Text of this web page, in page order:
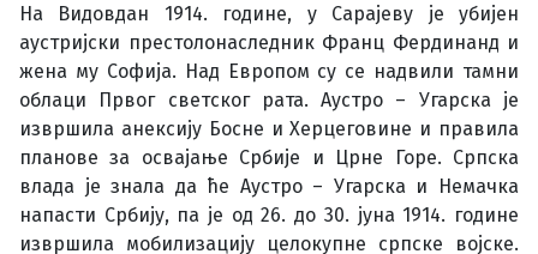
На Видовдан 1914. године, у Сарајеву је убијен
аустријски престолонаследник Франц Фердинанд и
жена му Софија. Над Европом су се надвили тамни
облаци Првог светског рата. Аустро – Угарска је
извршила анексију Босне и Херцеговине и правила
планове за освајање Србије и Црне Горе. Српска
влада је знала да ће Аустро – Угарска и Немачка
напасти Србију, па је од 26. до 30. јуна 1914. године
извршила мобилизацију целокупне српске војске.